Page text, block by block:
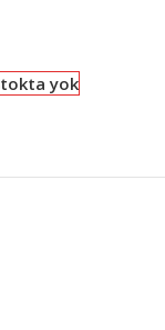
yok